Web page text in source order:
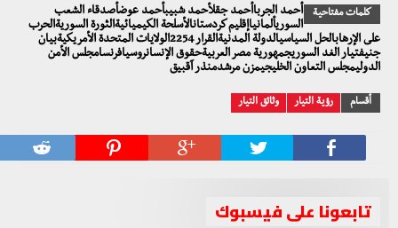
كلمات مفتاحية
أحمد الجرباأحمد جقلأحمد شبيبأحمد عوضأصدقاء الشعب
السوريألمانياإقليم كردستانالأسلحة الكيميائيةالثورة السوريةالحرب
على الإرهابالحل السياسيالدولة المدنيةالقرار 2254الولايات المتحدة الأمريكيةبيان
جنيفتيار الغد السوريجمهورية مصر العربيةحقوق الإنسانروسيافرنسامجلس الأمن
الدوليمجلس التعاون الخليجيمزن مرشدمنذر آقبيق
أقسام رؤية التيار وثائق التيار
تابعونا على فيسبوك